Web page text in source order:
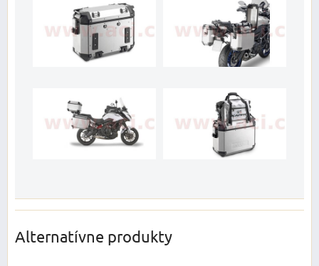
Alternatívne produkty